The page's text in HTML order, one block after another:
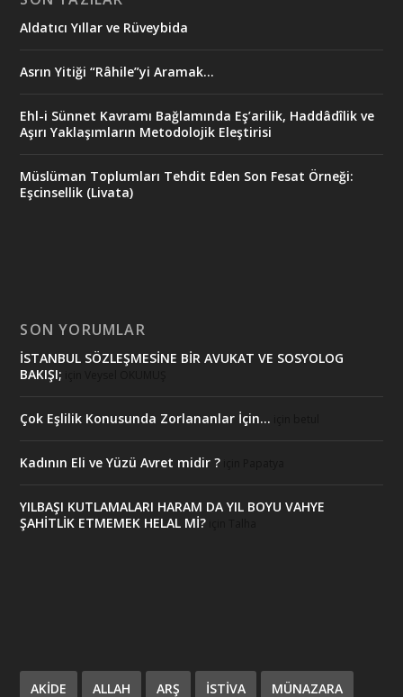
Aldatıcı Yıllar ve Rüveybida
Asrın Yitiği “Râhile”yi Aramak…
Ehl-i Sünnet Kavramı Bağlamında Eş’arilik, Haddâdîlik ve
Aşırı Yaklaşımların Metodolojik Eleştirisi
Müslüman Toplumları Tehdit Eden Son Fesat Örneği:
Eşcinsellik (Livata)
SON YORUMLAR
İSTANBUL SÖZLEŞMESİNE BİR AVUKAT VE SOSYOLOG
BAKIŞI;
Çok Eşlilik Konusunda Zorlananlar İçin…
Kadının Eli ve Yüzü Avret midir ?
YILBAŞI KUTLAMALARI HARAM DA YIL BOYU VAHYE
ŞAHİTLİK ETMEMEK HELAL Mİ?
AKIDE ALLAH ARŞ ISTIVA MÜNAZARA